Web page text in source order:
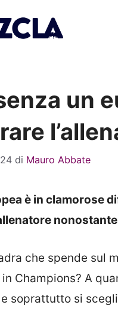
un
di Mauro Abbate
è in clamorose
che spende sul
Champions? A
soprattutto si